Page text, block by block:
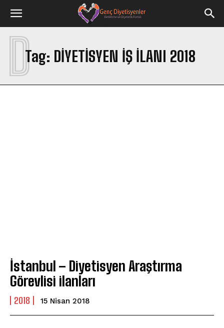
Tag: DIYETISYEN IŞ ILANI 2018
D
İstanbul – Diyetisyen Araştırma
Görevlisi ilanları
2018 15 Nisan 2018